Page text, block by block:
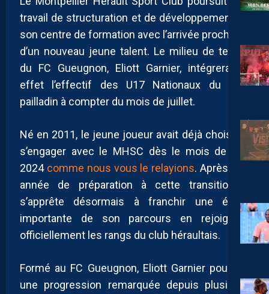
travail de structuration et de développement de
son centre de formation avec l’arrivée prochaine
d’un nouveau jeune talent. Le milieu de terrain
du FC Gueugnon, Eliott Garnier, intégrera en
effet l’effectif des U17 Nationaux du club
pailladin à compter du mois de juillet.
Né en 2011, le jeune joueur avait déjà choisi de
s’engager avec le MHSC dès le mois de juin
2024 comme nous vous le relayions. Après une
année de préparation à cette transition, il
s’apprête désormais à franchir une étape
importante de son parcours en rejoignant
officiellement les rangs du club héraultais.
Formé au FC Gueugnon, Eliott Garnier poursuit
une progression remarquée depuis plusieurs